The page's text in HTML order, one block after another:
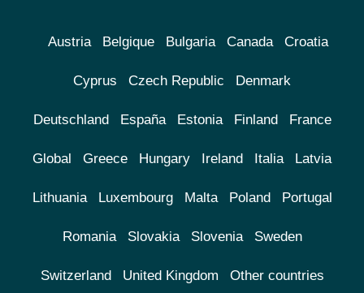
Austria Belgique Bulgaria Canada Croatia
Cyprus Czech Republic Denmark
Deutschland España Estonia Finland France
Global Greece Hungary Ireland Italia Latvia
Lithuania Luxembourg Malta Poland Portugal
Romania Slovakia Slovenia Sweden
Switzerland United Kingdom Other countries